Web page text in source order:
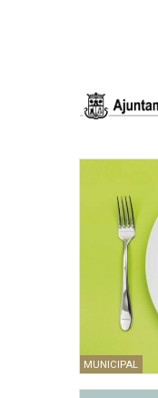
MUNICIPAL